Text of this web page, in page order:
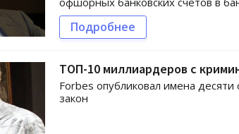
Подробнее
ТОП-10 миллиардеров с
Forbes опубликовал имена
закон